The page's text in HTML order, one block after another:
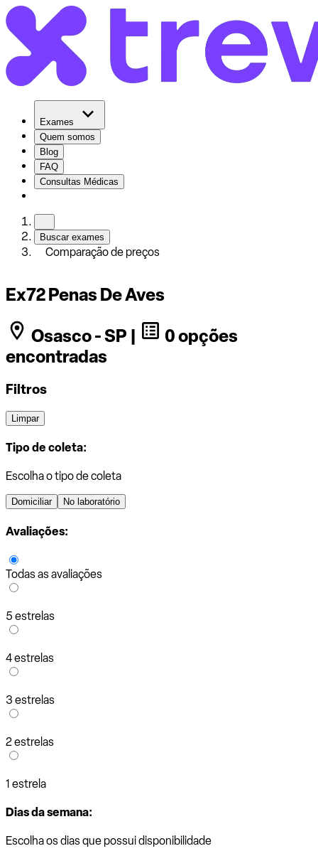
Exames
Quem somos
Blog
FAQ
Consultas Médicas
Buscar exames
Comparação de preços
Ex72 Penas De Aves
Osasco - SP |
0 opções
encontradas
Filtros
Limpar
Tipo de coleta:
Escolha o tipo de coleta
Domiciliar No laboratório
Avaliações:
Todas as avaliações
5 estrelas
4 estrelas
3 estrelas
2 estrelas
1 estrela
Dias da semana:
Escolha os dias que possui disponibilidade